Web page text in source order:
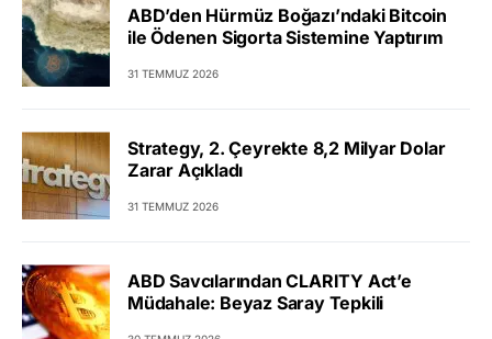
ABD’den Hürmüz Boğazı’ndaki Bitcoin
ile Ödenen Sigorta Sistemine Yaptırım
31 TEMMUZ 2026
Strategy, 2. Çeyrekte 8,2 Milyar Dolar
Zarar Açıkladı
31 TEMMUZ 2026
ABD Savcılarından CLARITY Act’e
Müdahale: Beyaz Saray Tepkili